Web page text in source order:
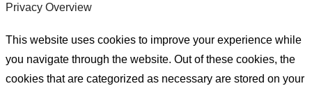
Privacy Overview
This website uses cookies to improve your experience while
you navigate through the website. Out of these cookies, the
cookies that are categorized as necessary are stored on your